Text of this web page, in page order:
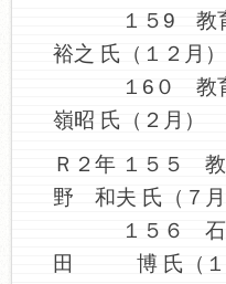
１５9 教育
裕之 氏（１２月）
１6０ 教育
嶺昭 氏（２月）
Ｒ２年 １５５
野 和夫 氏（７月
１５６ 石
田 博 氏（１